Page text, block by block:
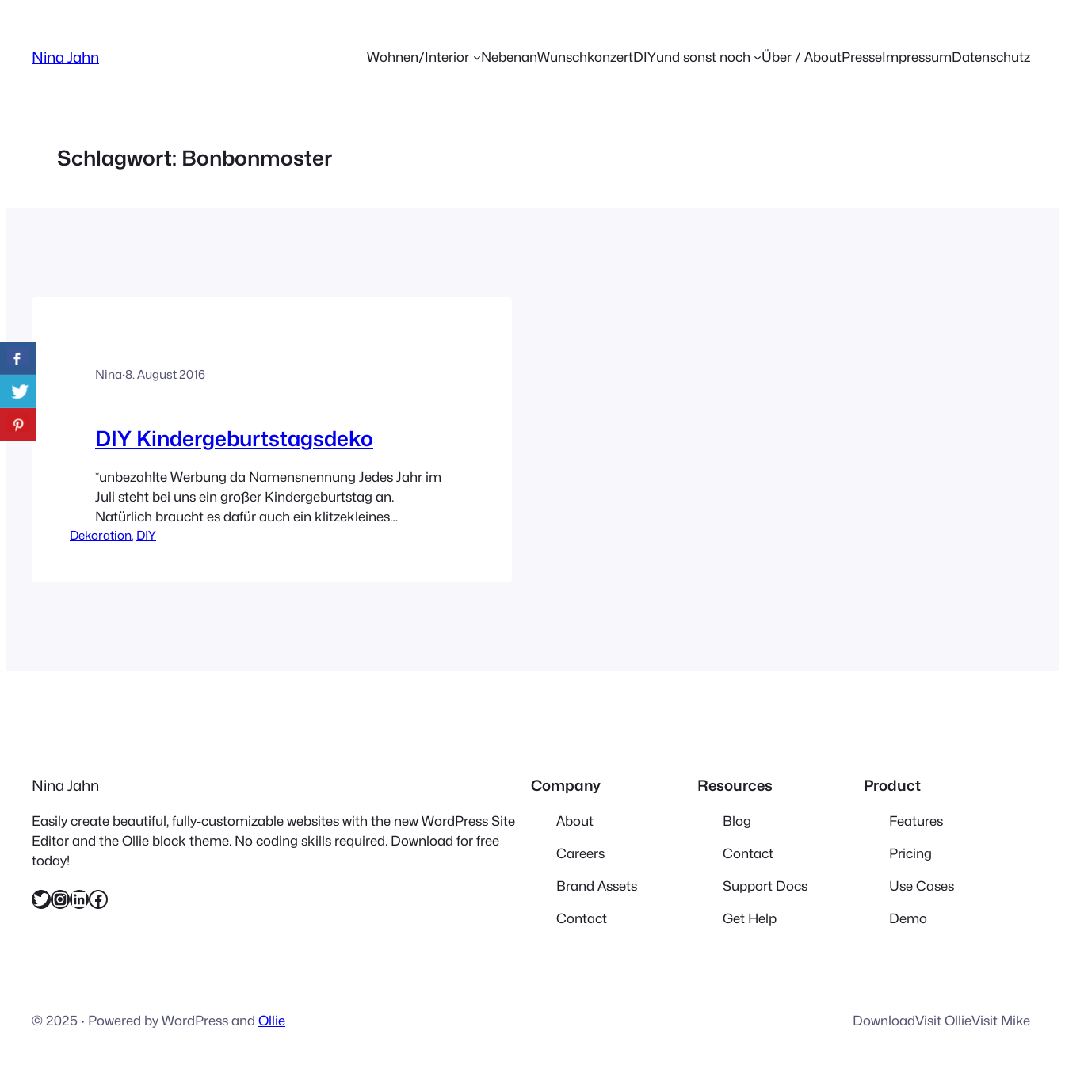
springen
Nina Jahn Wohnen/Interior NebenanWunschkonzertDIYund sonst noch Über / AboutPresseImpressumDatenschutz
Schlagwort: Bonbonmoster
Nina·8. August 2016
DIY Kindergeburtstagsdeko
*unbezahlte Werbung da Namensnennung Jedes Jahr im
Juli steht bei uns ein großer Kindergeburtstag an.
Natürlich braucht es dafür auch ein klitzekleines
bisschen Deko. Da ich ein bekennender Andrea Potocki
Dekoration, DIY
Nina Jahn
Easily create beautiful, fully-customizable websites with the new WordPress Site
Editor and the Ollie block theme. No coding skills required. Download for free
today!
Twitter InstagramLinkedIn Facebook
Company
About
Careers
Brand Assets
Contact
Resources
Blog
Contact
Support Docs
Get Help
Product
Features
Pricing
Use Cases
Demo
© 2025 · Powered by WordPress and Ollie DownloadVisit OllieVisit Mike